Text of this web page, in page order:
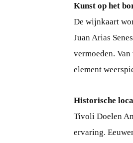
Kunst op het
De wijnkaart
Juan Arias
vermoeden.
element
Historische
Tivoli Doelen
ervaring.